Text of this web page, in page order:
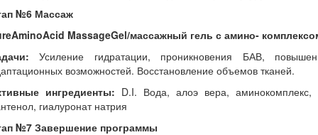
№6 Массаж
MassageGel/массажный гель с амино-
Усиление гидратации, проникновения БАВ,
возможностей. Восстановление объемов тканей.
ингредиенты: D.I. Вода, алоэ вера, аминокомплекс,
гиалуронат натрия
№7 Завершение программы